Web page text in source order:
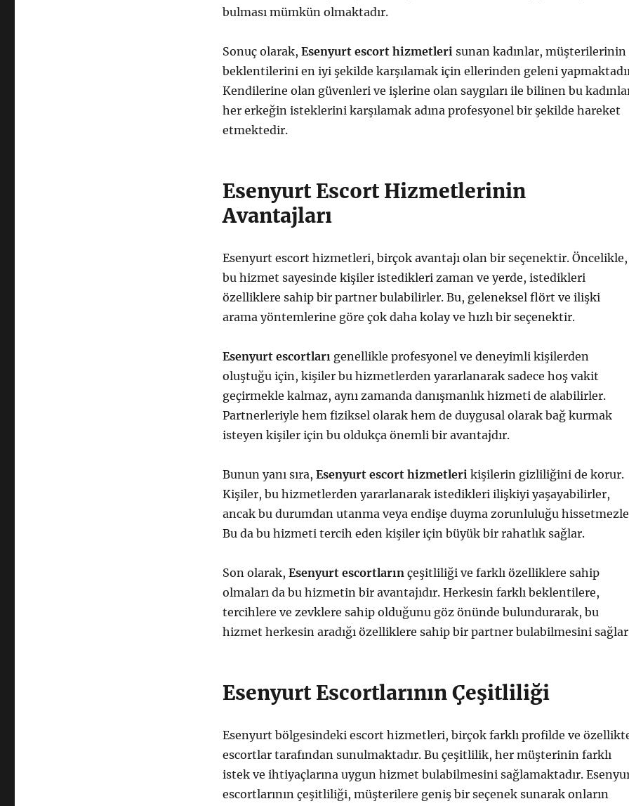
bulması mümkün olmaktadır.
Sonuç olarak, Esenyurt escort hizmetlerisunan kadınlar, müşterilerinin
beklentilerini en iyi şekilde karşılamak için ellerinden geleni
Kendilerine olan güvenleri ve işlerine olan saygıları ile bilinen bu
her erkeğin isteklerini karşılamak adına profesyonel bir şekilde hareket
etmektedir.
Esenyurt Escort Hizmetlerinin
Avantajları
Esenyurt escort hizmetleri, birçok avantajı olan bir seçenektir. Öncelikle,
bu hizmet sayesinde kişiler istedikleri zaman ve yerde, istedikleri
özelliklere sahip bir partner bulabilirler. Bu, geleneksel flört ve ilişki
arama yöntemlerine göre çok daha kolay ve hızlı bir seçenektir.
Esenyurt escortlarıgenellikle profesyonel ve deneyimli kişilerden
oluştuğu için, kişiler bu hizmetlerden yararlanarak sadece hoş vakit
geçirmekle kalmaz, aynı zamanda danışmanlık hizmeti de alabilirler.
Partnerleriyle hem fiziksel olarak hem de duygusal olarak bağ kurmak
isteyen kişiler için bu oldukça önemli bir avantajdır.
Bunun yanı sıra, Esenyurt escort hizmetlerikişilerin gizliliğini de korur.
Kişiler, bu hizmetlerden yararlanarak istedikleri ilişkiyi yaşayabilirler,
ancak bu durumdan utanma veya endişe duyma zorunluluğu
Bu da bu hizmeti tercih eden kişiler için büyük bir rahatlık sağlar.
Son olarak, Esenyurt escortlarınçeşitliliği ve farklı özelliklere sahip
olmaları da bu hizmetin bir avantajıdır. Herkesin farklı beklentilere,
tercihlere ve zevklere sahip olduğunu göz önünde bulundurarak, bu
hizmet herkesin aradığı özelliklere sahip bir partner bulabilmesini
Esenyurt Escortlarının Çeşitliliği
Esenyurt bölgesindeki escort hizmetleri, birçok farklı profilde ve
escortlar tarafından sunulmaktadır. Bu çeşitlilik, her müşterinin farklı
istek ve ihtiyaçlarına uygun hizmet bulabilmesini sağlamaktadır.
escortlarının çeşitliliği, müşterilere geniş bir seçenek sunarak onların